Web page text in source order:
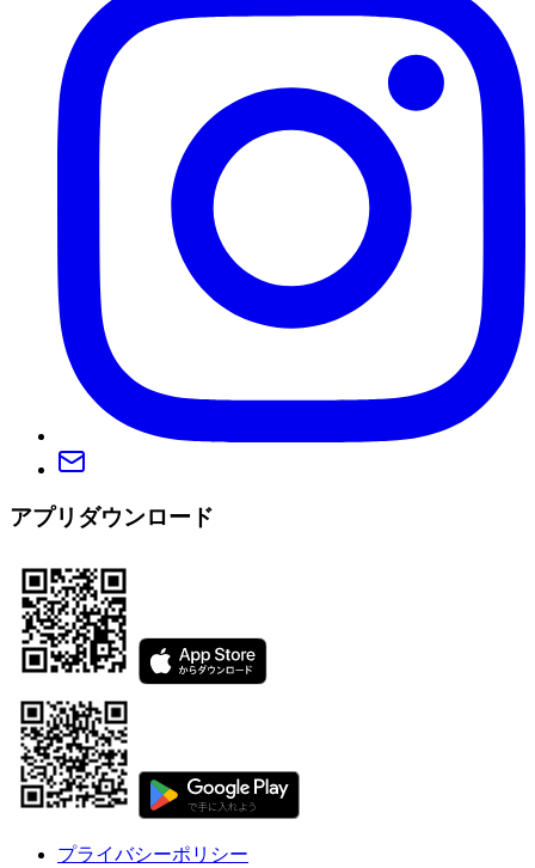
アプリダウンロード
プライバシーポリシー